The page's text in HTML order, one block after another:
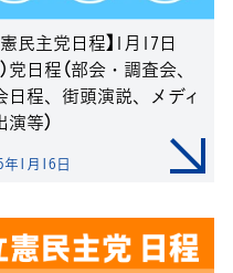
憲民主党日程】1月17日
）党日程（部会・調査会、
日程、街頭演説、メディ
演等）
年1月16日